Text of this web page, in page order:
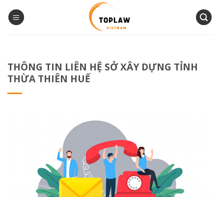
qua
THÔNG TIN LIÊN HỆ SỞ XÂY DỰNG TỈNH
THỪA THIÊN HUẾ